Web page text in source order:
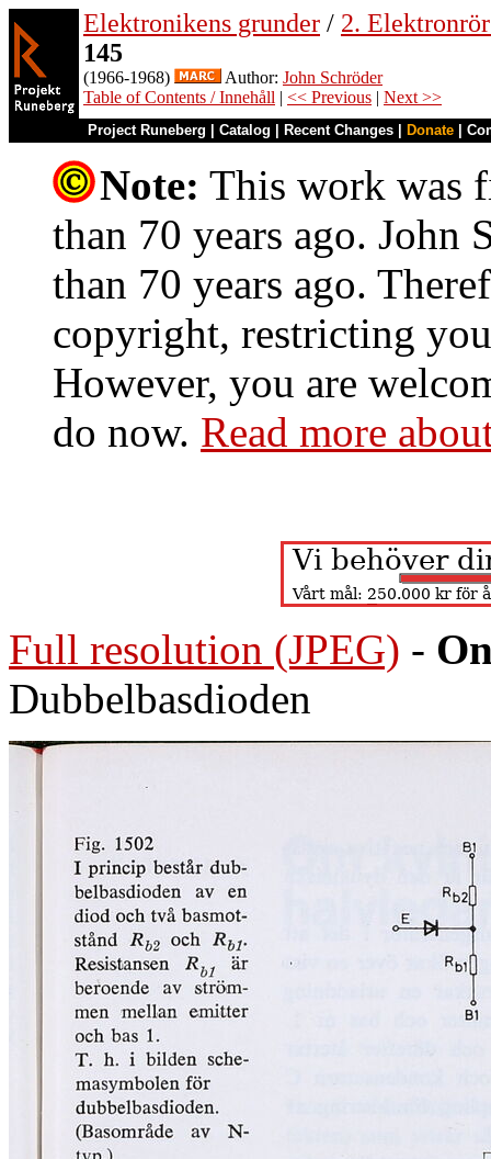
Elektronikens grunder / 2.
145
(1966-1968) Author: John Schröder
Table of Contents / Innehåll | << Previous | Next >>
Project Runeberg Catalog Recent Changes Donate
Note: This work was
than 70 years ago. John
than 70 years ago.
copyright, restricting
However, you are
do now. Read more
Full resolution (JPEG) -
Dubbelbasdioden